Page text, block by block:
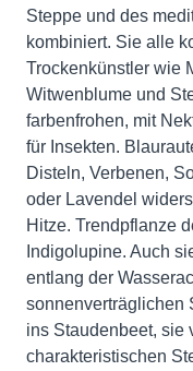
Steppe und des
kombiniert. Sie alle
Trockenkünstler wie
Witwenblume und
farbenfrohen, mit
für Insekten.
Disteln, Verbenen,
oder Lavendel
Hitze. Trendpflanze
Indigolupine. Auch
entlang der
sonnenverträglichen
ins Staudenbeet, sie
charakteristischen